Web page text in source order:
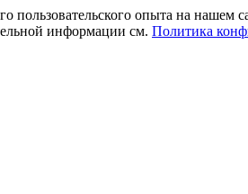
пользовательского опыта на нашем
информации см. Политика